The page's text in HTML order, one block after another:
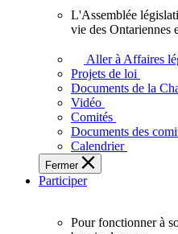
l'Ontario.
L'Assemblée
adopte
touchent
des
Ontariennes
et
L'Assemblée
vie des Ontariennes
Aller à Affaires
Projets de loi
Documents de la
Vidéo
Comités
Documents des
Calendrier
Fermer
Participer
Pour fonctionner à